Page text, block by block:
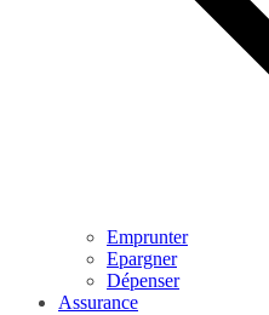
Emprunter
Epargner
Dépenser
Assurance